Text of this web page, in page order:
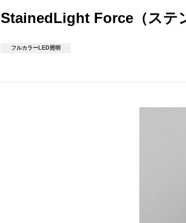
StainedLight Force（ステ
フルカラーLED照明